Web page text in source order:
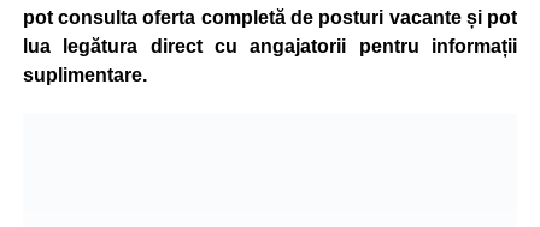
Reprezentanții companiei afirmă că vor continua
colaborarea cu autoritățile și operatorii din domeniul
energetic pentru a contribui la depășirea perioadei dificile
pot consulta oferta completă de posturi vacante și pot
lua legătura direct cu angajatorii pentru informații
suplimentare.